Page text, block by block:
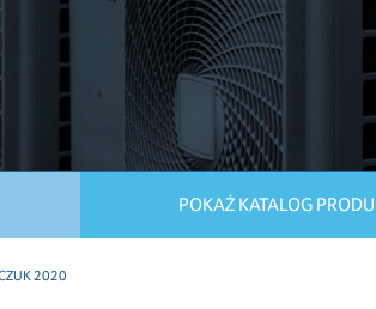
POKAŻ KATALOG
2020